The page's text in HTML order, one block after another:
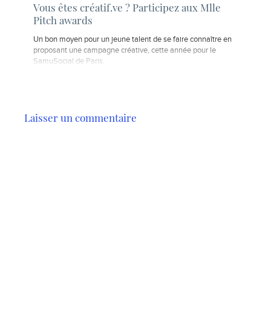
Vous êtes créatif.ve ? Participez aux Mlle
Pitch awards
Un bon moyen pour un jeune talent de se faire connaître en
proposant une campagne créative, cette année pour le
SamuSocial de Paris.
Laisser un commentaire